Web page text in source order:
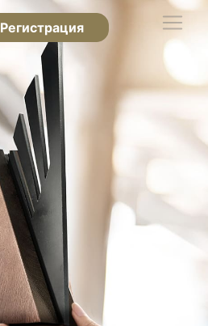
Регистрация